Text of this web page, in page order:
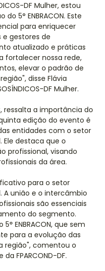
DF Mulher, estou
5° ENBRACON. Este
para enriquecer
gestores de
atualizado e práticas
fortalecer nossa rede,
elevar o padrão de
disse Flávia
DF Mulher.
ressalta a importância do
edição do evento é
entidades com o setor
Ele destaca que o
profissional, visando
da área.
para o setor
A união e o intercâmbio
são essenciais
do segmento.
ENBRACON, que sem
para a evolução das
região", comentou o
FPARCOND-DF.